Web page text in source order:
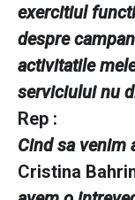
exercitiul
despre
activitatile
serviciului nu
Rep :
Cind sa venim
Cristina